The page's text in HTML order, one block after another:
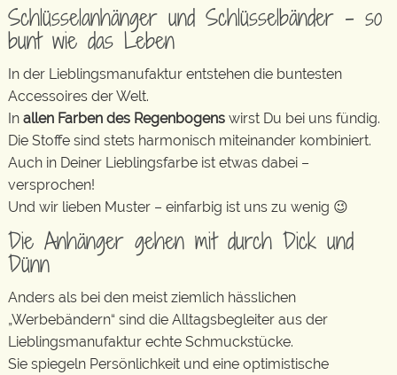
Schlüsselanhänger und Schlüsselbänder – so
bunt wie das Leben
In der Lieblingsmanufaktur entstehen die buntesten
Accessoires der Welt.
In allen Farben des Regenbogens wirst Du bei uns fündig.
Die Stoffe sind stets harmonisch miteinander kombiniert.
Auch in Deiner Lieblingsfarbe ist etwas dabei –
versprochen!
Und wir lieben Muster – einfarbig ist uns zu wenig 😉
Die Anhänger gehen mit durch Dick und
Dünn
Anders als bei den meist ziemlich hässlichen
„Werbebändern“ sind die Alltagsbegleiter aus der
Lieblingsmanufaktur echte Schmuckstücke.
Sie spiegeln Persönlichkeit und eine optimistische